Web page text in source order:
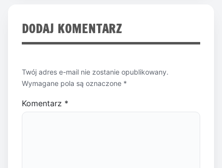
DODAJ KOMENTARZ
Twój adres e-mail nie zostanie opublikowany.
Wymagane pola są oznaczone *
Komentarz *